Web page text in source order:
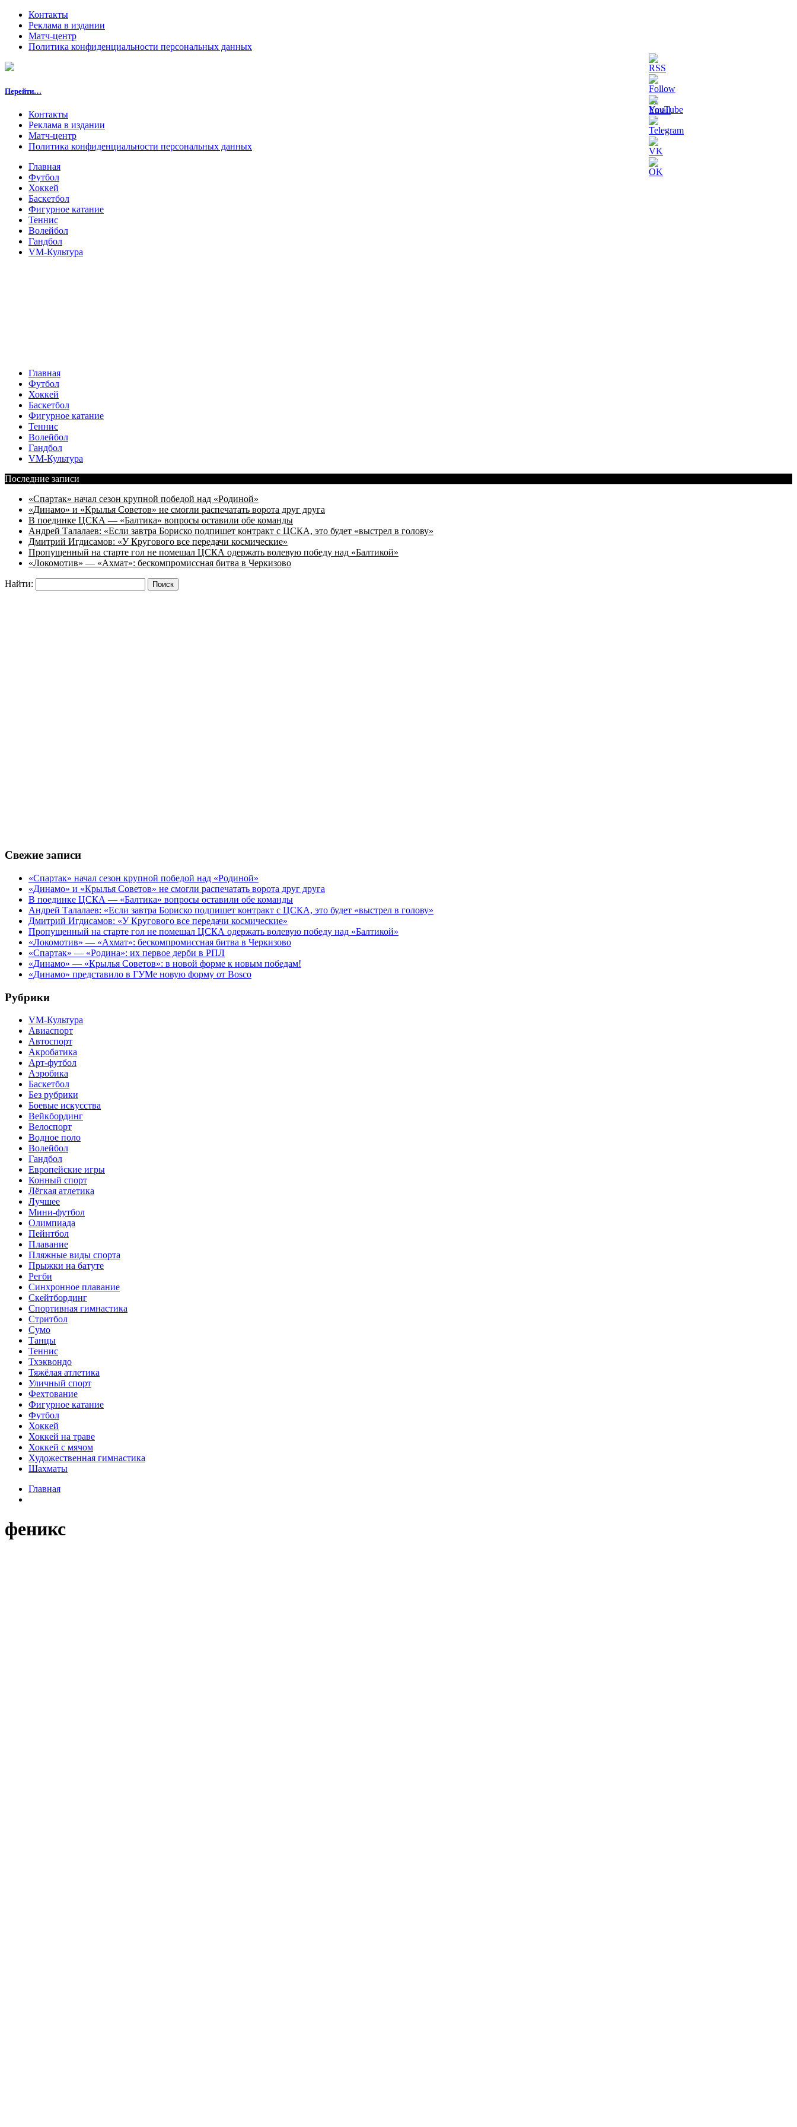
Контакты
Реклама в издании
Матч-центр
Политика конфиденциальности персональных данных
Перейти…
Контакты
Реклама в издании
Матч-центр
Политика конфиденциальности персональных данных
Главная
Футбол
Хоккей
Баскетбол
Фигурное катание
Теннис
Волейбол
Гандбол
VM-Культура
Главная
Футбол
Хоккей
Баскетбол
Фигурное катание
Теннис
Волейбол
Гандбол
VM-Культура
Последние записи
«Спартак» начал сезон крупной победой над «Родиной»
«Динамо» и «Крылья Советов» не смогли распечатать ворота друг друга
В поединке ЦСКА — «Балтика» вопросы оставили обе команды
Андрей Талалаев: «Если завтра Бориско подпишет контракт с ЦСКА, это будет «выстрел в голову»
Дмитрий Игдисамов: «У Кругового все передачи космические»
Пропущенный на старте гол не помешал ЦСКА одержать волевую победу над «Балтикой»
«Локомотив» — «Ахмат»: бескомпромиссная битва в Черкизово
Найти:
Свежие записи
«Спартак» начал сезон крупной победой над «Родиной»
«Динамо» и «Крылья Советов» не смогли распечатать ворота друг друга
В поединке ЦСКА — «Балтика» вопросы оставили обе команды
Андрей Талалаев: «Если завтра Бориско подпишет контракт с ЦСКА, это будет «выстрел в голову»
Дмитрий Игдисамов: «У Кругового все передачи космические»
Пропущенный на старте гол не помешал ЦСКА одержать волевую победу над «Балтикой»
«Локомотив» — «Ахмат»: бескомпромиссная битва в Черкизово
«Спартак» — «Родина»: их первое дерби в РПЛ
«Динамо» — «Крылья Советов»: в новой форме к новым победам!
«Динамо» представило в ГУМе новую форму от Bosco
Рубрики
VM-Культура
Авиаспорт
Автоспорт
Акробатика
Арт-футбол
Аэробика
Баскетбол
Без рубрики
Боевые искусства
Вейкбординг
Велоспорт
Водное поло
Волейбол
Гандбол
Европейские игры
Конный спорт
Лёгкая атлетика
Лучшее
Мини-футбол
Олимпиада
Пейнтбол
Плавание
Пляжные виды спорта
Прыжки на батуте
Регби
Синхронное плавание
Скейтбординг
Спортивная гимнастика
Стритбол
Сумо
Танцы
Теннис
Тхэквондо
Тяжёлая атлетика
Уличный спорт
Фехтование
Фигурное катание
Футбол
Хоккей
Хоккей на траве
Хоккей с мячом
Художественная гимнастика
Шахматы
Главная
феникс